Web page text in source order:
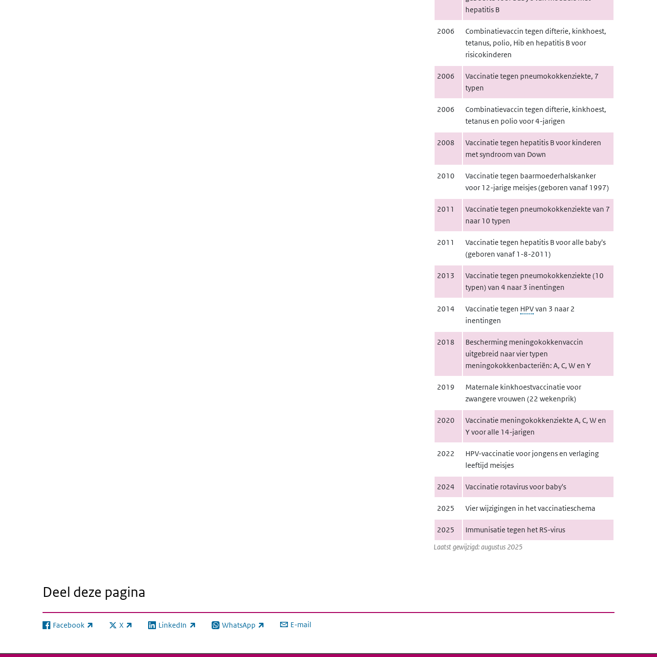
Laatst gewijzigd: augustus 2025
hepatitis B
2006
Combinatievaccin tegen difterie, kinkhoest,
tetanus, polio, Hib en hepatitis B voor
risicokinderen
2006
Vaccinatie tegen pneumokokkenziekte, 7
typen
2006
Combinatievaccin tegen difterie, kinkhoest,
tetanus en polio voor 4-jarigen
2008
Vaccinatie tegen hepatitis B voor kinderen
met syndroom van Down
2010
Vaccinatie tegen baarmoederhalskanker
voor 12-jarige meisjes (geboren vanaf 1997)
2011
Vaccinatie tegen pneumokokkenziekte van 7
naar 10 typen
2011
Vaccinatie tegen hepatitis B voor alle baby's
(geboren vanaf 1-8-2011)
2013
Vaccinatie tegen pneumokokkenziekte (10
typen) van 4 naar 3 inentingen
2014 Vaccinatie tegen HPVvan 3 naar 2
inentingen
2018
Bescherming meningokokkenvaccin
uitgebreid naar vier typen
meningokokkenbacteriën: A, C, W en Y
2019
Maternale kinkhoestvaccinatie voor
zwangere vrouwen (22 wekenprik)
2020
Vaccinatie meningokokkenziekte A, C, W en
Y voor alle 14-jarigen
2022
HPV-vaccinatie voor jongens en verlaging
leeftijd meisjes
2024 Vaccinatie rotavirus voor baby's
2025 Vier wijzigingen in het vaccinatieschema
2025 Immunisatie tegen het RS-virus
Deel deze pagina
Facebook
(externe link) X
(externe link) LinkedIn
(externe link) WhatsApp
(externe link) E-mail